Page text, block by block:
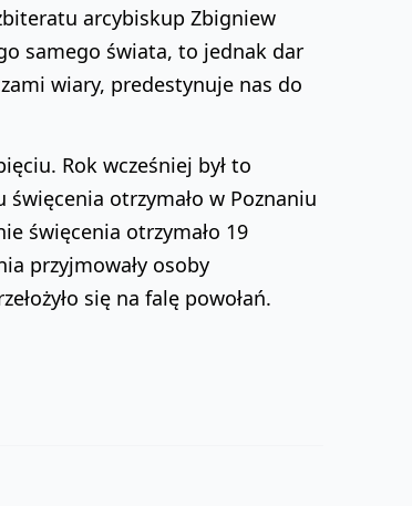
arcybiskup Zbigniew
samego świata, to jednak dar
wiary, predestynuje nas do
Rok wcześniej był to
otrzymało w Poznaniu
święcenia otrzymało 19
przyjmowały osoby
się na falę powołań.